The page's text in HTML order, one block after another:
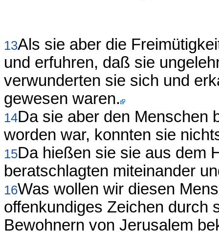
13Als sie aber die
und erfuhren, daß sie
verwunderten sie sich und
gewesen waren.
14Da sie aber den Menschen
worden war, konnten sie
15Da hießen sie sie aus dem
beratschlagten miteinander
16Was wollen wir diesen
offenkundiges Zeichen durch
Bewohnern von Jerusalem